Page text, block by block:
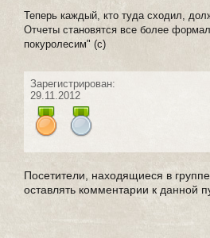
Теперь каждый, кто туда сходил,
Отчеты становятся все более
покуролесим" (с)
Зарегистрирован:
29.11.2012
Посетители, находящиеся в группе
оставлять комментарии к данной